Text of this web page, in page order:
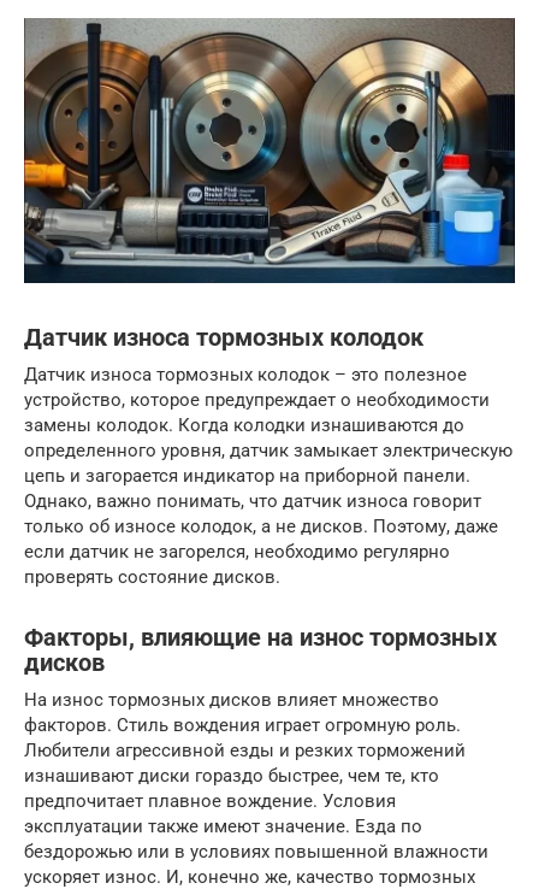
Датчик износа тормозных колодок
Датчик износа тормозных колодок – это полезное
устройство, которое предупреждает о необходимости
замены колодок. Когда колодки изнашиваются до
определенного уровня, датчик замыкает электрическую
цепь и загорается индикатор на приборной панели.
Однако, важно понимать, что датчик износа говорит
только об износе колодок, а не дисков. Поэтому, даже
если датчик не загорелся, необходимо регулярно
проверять состояние дисков.
Факторы, влияющие на износ тормозных
дисков
На износ тормозных дисков влияет множество
факторов. Стиль вождения играет огромную роль.
Любители агрессивной езды и резких торможений
изнашивают диски гораздо быстрее, чем те, кто
предпочитает плавное вождение. Условия
эксплуатации также имеют значение. Езда по
бездорожью или в условиях повышенной влажности
ускоряет износ. И, конечно же, качество тормозных